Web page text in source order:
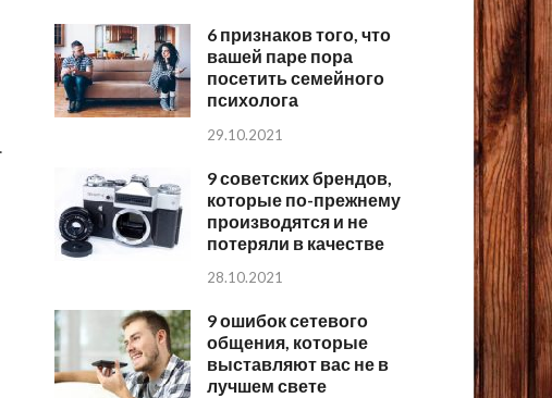
6 признаков того, что
вашей паре пора
посетить семейного
психолога
29.10.2021
9 советских брендов,
которые по-прежнему
производятся и не
потеряли в качестве
28.10.2021
9 ошибок сетевого
общения, которые
выставляют вас не в
лучшем свете